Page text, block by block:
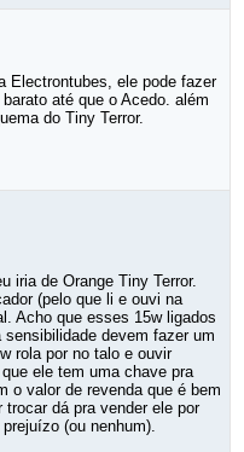
Electrontubes, ele pode fazer
até que o Acedo. além
do Tiny Terror.
iria de Orange Tiny Terror.
(pelo que li e ouvi na
Acho que esses 15w ligados
devem fazer um
rola por no talo e ouvir
ele tem uma chave pra
o valor de revenda que é bem
dá pra vender ele por
(ou nenhum).